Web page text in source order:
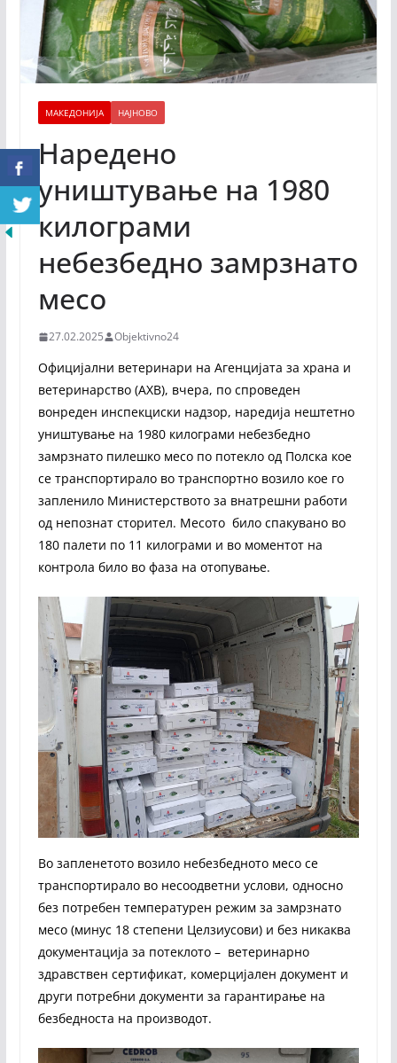
МАКЕДОНИЈА НАЈНОВО
Наредено
уништување на 1980
килограми
небезбедно замрзнато
месо
27.02.2025 Objektivno24
Официјални ветеринари на Агенцијата за храна и
ветеринарство (АХВ), вчера, по спроведен
вонреден инспекциски надзор, наредија нештетно
уништување на 1980 килограми небезбедно
замрзнато пилешко месо по потекло од Полска кое
се транспортирало во транспортно возило кое го
запленило Министерството за внатрешни работи
од непознат сторител. Месото било спакувано во
180 палети по 11 килограми и во моментот на
контрола било во фаза на отопување.
Во запленетото возило небезбедното месо се
транспортирало во несоодветни услови, односно
без потребен температурен режим за замрзнато
месо (минус 18 степени Целзиусови) и без никаква
документација за потеклото – ветеринарно
здравствен сертификат, комерцијален документ и
други потребни документи за гарантирање на
безбедноста на производот.